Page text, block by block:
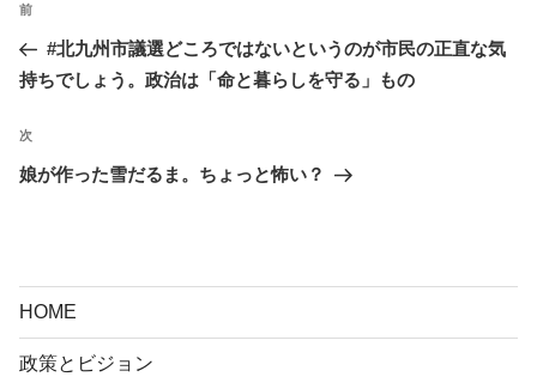
ナ
ビ
ゲ
ー
前
の
投
前
#北九州市議選どころではないというのが市民の正直な気
持ちでしょう。政治は「命と暮らしを守る」もの
次
の
次
娘が作った雪だるま。ちょっと怖い？
HOME
政策とビジョン